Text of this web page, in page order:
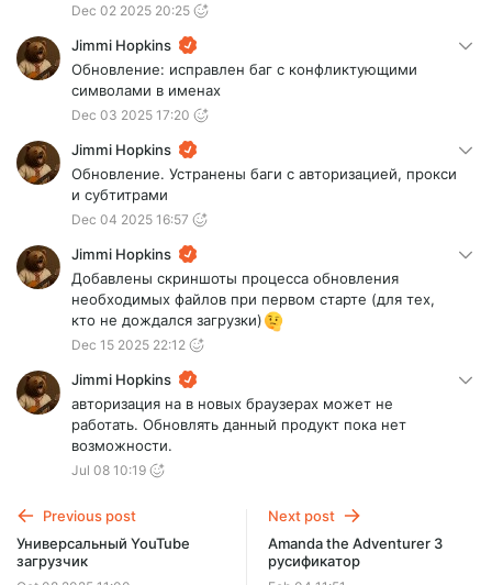
Dec 02 2025 20:25
Jimmi Hopkins
Обновление: исправлен баг с конфликтующими
символами в именах
Dec 03 2025 17:20
Jimmi Hopkins
Обновление. Устранены баги с авторизацией, прокси
и субтитрами
Dec 04 2025 16:57
Jimmi Hopkins
Добавлены скриншоты процесса обновления
необходимых файлов при первом старте (для тех,
кто не дождался загрузки)
Dec 15 2025 22:12
Jimmi Hopkins
авторизация на в новых браузерах может не
работать. Обновлять данный продукт пока нет
возможности.
Jul 08 10:19
Previous post
Универсальный YouTube
загрузчик
Next post
Amanda the Adventurer 3
русификатор